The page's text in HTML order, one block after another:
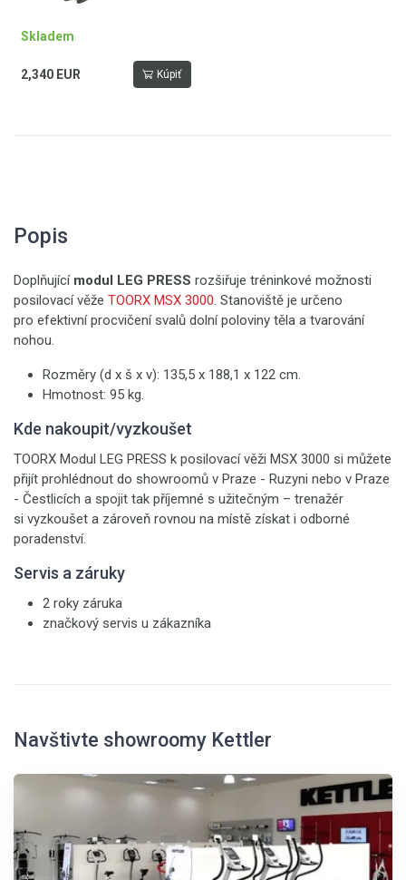
Skladem
2,340 EUR Kúpiť
Popis
Doplňující modul LEG PRESS rozšiřuje tréninkové možnosti
posilovací věže TOORX MSX 3000. Stanoviště je určeno
pro efektivní procvičení svalů dolní poloviny těla a tvarování
nohou.
Rozměry (d x š x v): 135,5 x 188,1 x 122 cm.
Hmotnost: 95 kg.
Kde nakoupit/vyzkoušet
TOORX Modul LEG PRESS k posilovací věži MSX 3000 si můžete
přijít prohlédnout do showroomů v Praze - Ruzyni nebo v Praze
- Čestlicích a spojit tak příjemné s užitečným – trenažér
si vyzkoušet a zároveň rovnou na místě získat i odborné
poradenství.
Servis a záruky
2 roky záruka
značkový servis u zákazníka
Navštivte showroomy Kettler